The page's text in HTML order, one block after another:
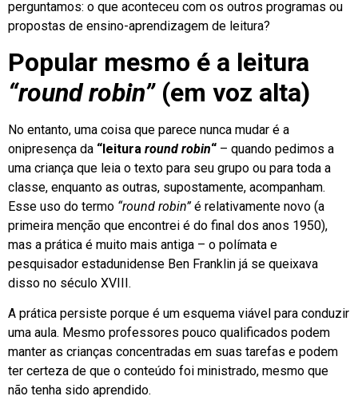
perguntamos: o que aconteceu com os outros programas ou
propostas de ensino-aprendizagem de leitura?
Popular mesmo é a leitura
“round robin”(em voz alta)
No entanto, uma coisa que parece nunca mudar é a
onipresença da “leitura round robin“ – quando pedimos a
uma criança que leia o texto para seu grupo ou para toda a
classe, enquanto as outras, supostamente, acompanham.
Esse uso do termo “round robin”é relativamente novo (a
primeira menção que encontrei é do final dos anos 1950),
mas a prática é muito mais antiga – o polímata e
pesquisador estadunidense Ben Franklin já se queixava
disso no século XVIII.
A prática persiste porque é um esquema viável para conduzir
uma aula. Mesmo professores pouco qualificados podem
manter as crianças concentradas em suas tarefas e podem
ter certeza de que o conteúdo foi ministrado, mesmo que
não tenha sido aprendido.